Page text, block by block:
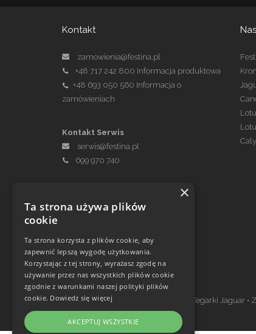
Kontakt
zamowienia@festina.pl
+48 717 242 800 Informacja produktowa
+48 693 050 560 Informacja o
zamówieniach
Kontakt Serwis
serwis@festina.pl
699 970 740
Zegarki w ofercie
Zegarki Festina Zegarki Jaguar •
×
Ta strona używa plików
cookie
Ta strona korzysta z plików cookie, aby
zapewnić lepszą wygodę użytkowania.
Korzystając z tej strony, wyrażasz zgodę na
używanie przez nas wszystkich plików cookie
zgodnie z warunkami naszej polityki plików
cookie. Dowiedz się więcej
AKCEPTUJ WSZYSTKIE